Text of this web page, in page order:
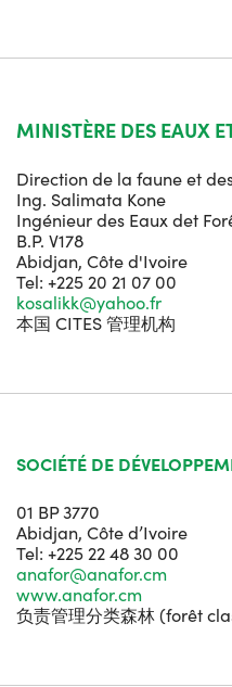
MINISTÈRE DES EAUX
Direction de la faune et
Ing. Salimata Kone
Ingénieur des Eaux det
B.P. V178
Abidjan, Côte d'Ivoire
Tel: +225 20 21 07 00
kosalikk@yahoo.fr
本国 CITES 管理机构
SOCIÉTÉ DE
01 BP 3770
Abidjan, Côte d’Ivoire
Tel: +225 22 48 30 00
anafor@anafor.cm
www.anafor.cm
负责管理分类森林 (forêt